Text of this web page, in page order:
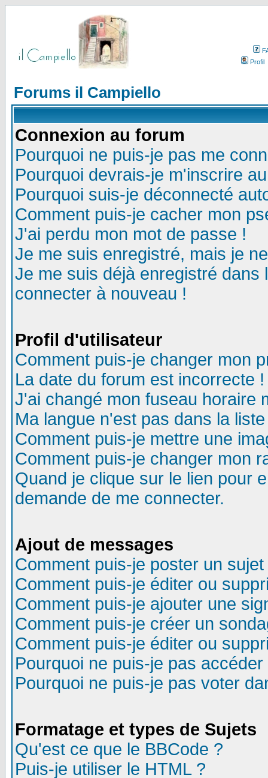
Profil
Forums il Campiello
Connexion au forum
Pourquoi ne puis-je pas me
Pourquoi devrais-je m'inscrire
Pourquoi suis-je déconnecté
Comment puis-je cacher mon
J'ai perdu mon mot de passe !
Je me suis enregistré, mais je
Je me suis déjà enregistré
connecter à nouveau !
Profil d'utilisateur
Comment puis-je changer mon
La date du forum est incorrecte !
J'ai changé mon fuseau horaire
Ma langue n'est pas dans la
Comment puis-je mettre une
Comment puis-je changer mon
Quand je clique sur le lien pour
demande de me connecter.
Ajout de messages
Comment puis-je poster un
Comment puis-je éditer ou
Comment puis-je ajouter une
Comment puis-je créer un
Comment puis-je éditer ou
Pourquoi ne puis-je pas
Pourquoi ne puis-je pas voter
Formatage et types de Sujets
Qu'est ce que le BBCode ?
Puis-je utiliser le HTML ?